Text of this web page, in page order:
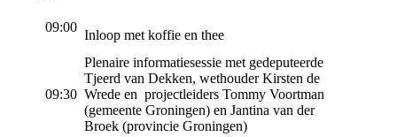
09:00
Inloop met koffie en thee
09:30
Plenaire informatiesessie met gedeputeerde
Tjeerd van Dekken, wethouder Kirsten de
Wrede en projectleiders Tommy Voortman
(gemeente Groningen) en Jantina van der
Broek (provincie Groningen)